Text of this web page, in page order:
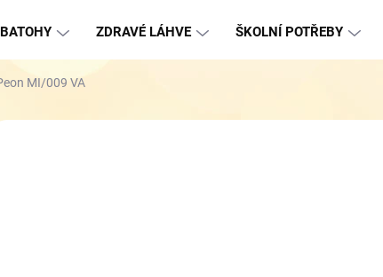
ZDRAVÉ LÁHVE ŠKOLNÍ POTŘEBY
MI/009 VA